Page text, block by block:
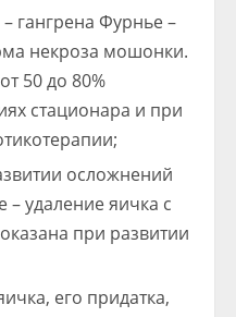
гангрена Фурнье –
некроза мошонки.
50 до 80%
стационара и при
осложнений
удаление яичка с
при развитии
его придатка,